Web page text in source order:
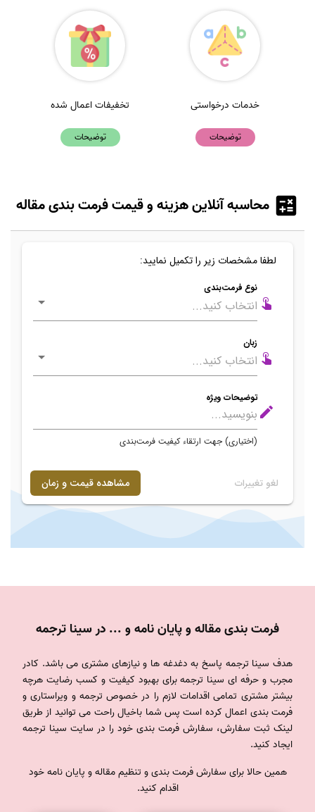
خدمات درخواستی
توضیحات
تخفیفات اعمال شده
توضیحات
محاسبه آنلاین هزینه و قیمت فرمت بندی مقاله
فرمت بندی مقاله و پایان نامه و ... در سینا ترجمه
هدف سینا ترجمه پاسخ به دغدغه ها و نیازهای مشتری می باشد. کادر
مجرب و حرفه ای سینا ترجمه برای بهبود کیفیت و کسب رضایت هرچه
بیشتر مشتری تمامی اقدامات لازم را در خصوص ترجمه و ویراستاری و
فرمت بندی اعمال کرده است پس شما باخیال راحت می توانید از طریق
لینک ثبت سفارش، سفارش فرمت بندی خود را در سایت سینا ترجمه
ایجاد کنید.
همین حالا برای سفارش فرمت بندی و تنظیم مقاله و پایان نامه خود
اقدام کنید.